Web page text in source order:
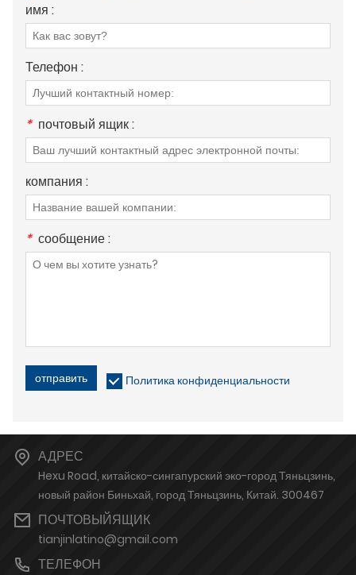
имя :
Телефон :
* почтовый ящик :
компания :
* сообщение :
отправить Политика конфиденциальности
АДРЕС
Hexu Road, китайско-сингапурский эко-город Тяньцзинь,
новый район Биньхай, город Тяньцзинь, Китай. 300467
ПОЧТОВЫЙЯЩИК
tianjinlatino@gmail.com
ТЕЛЕФОН